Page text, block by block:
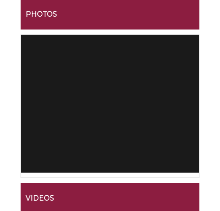
PHOTOS
VIDEOS